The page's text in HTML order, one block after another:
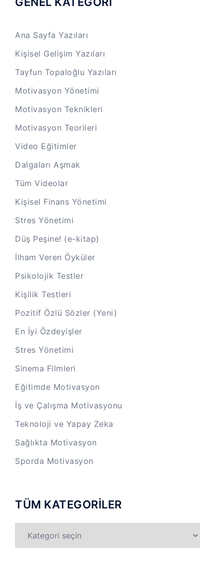
Ana Sayfa Yazıları
Kişisel Gelişim Yazıları
Tayfun Topaloğlu Yazıları
Motivasyon Yönetimi
Motivasyon Teknikleri
Motivasyon Teorileri
Video Eğitimler
Dalgaları Aşmak
Tüm Videolar
Kişisel Finans Yönetimi
Stres Yönetimi
Düş Peşine! (e-kitap)
İlham Veren Öyküler
Psikolojik Testler
Kişilik Testleri
Pozitif Özlü Sözler (Yeni)
En İyi Özdeyişler
Stres Yönetimi
Sinema Filmleri
Eğitimde Motivasyon
İş ve Çalışma Motivasyonu
Teknoloji ve Yapay Zeka
Sağlıkta Motivasyon
Sporda Motivasyon
TÜM KATEGORİLER
KATEGORİLER